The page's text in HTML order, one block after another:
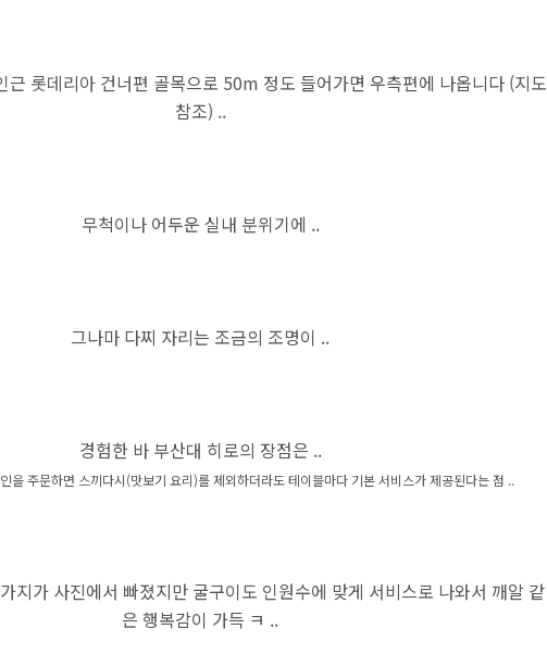
근 롯데리아 건너편 골목으로 50m 정도 들어가면 우측편에 나옵니다 (지도
참조) ..
무척이나 어두운 실내 분위기에 ..
그나마 다찌 자리는 조금의 조명이 ..
경험한 바 부산대 히로의 장점은 ..
을 주문하면 스끼다시(맛보기 요리)를 제외하더라도테이블마다기본 서비스가 제공된다는 점 ..
지가 사진에서 빠졌지만 굴구이도 인원수에 맞게 서비스로 나와서 깨알 같
은 행복감이 가득 ㅋ ..